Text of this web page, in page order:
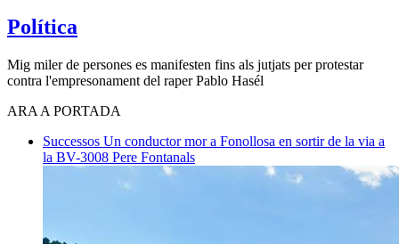
Política
Mig miler de persones es manifesten fins als jutjats per protestar
contra l'empresonament del raper Pablo Hasél
ARA A PORTADA
Successos Un conductor mor a Fonollosa en sortir de la via a
la BV-3008 Pere Fontanals